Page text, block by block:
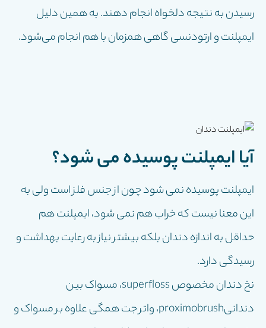
رسیدن به نتیجه دلخواه انجام دهند. به همین دلیل
ایمپلنت و ارتودنسی گاهی همزمان با هم انجام می‌شود.
آیا ایمپلنت پوسیده می شود؟
ایمپلنت پوسیده نمی شود چون از جنس فلز است ولی به
این معنا نیست که خراب هم نمی شود، ایمپلنت هم
حداقل به اندازه دندان بلکه بیشتر نیاز به رعایت بهداشت و
رسیدگی دارد.
نخ دندان مخصوص superfloss، مسواک بین
دندانیproximobrush، واتر جت همگی علاوه بر مسواک و